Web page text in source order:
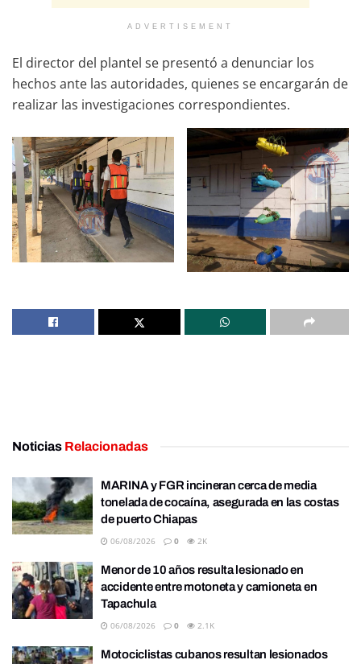
ADVERTISEMENT
El director del plantel se presentó a denunciar los
hechos ante las autoridades, quienes se encargarán de
realizar las investigaciones correspondientes.
Noticias Relacionadas
MARINA y FGR incineran cerca de media
tonelada de cocaína, asegurada en las costas
de puerto Chiapas
06/08/2026 0 2K
Menor de 10 años resulta lesionado en
accidente entre motoneta y camioneta en
Tapachula
06/08/2026 0 2.1K
Motociclistas cubanos resultan lesionados